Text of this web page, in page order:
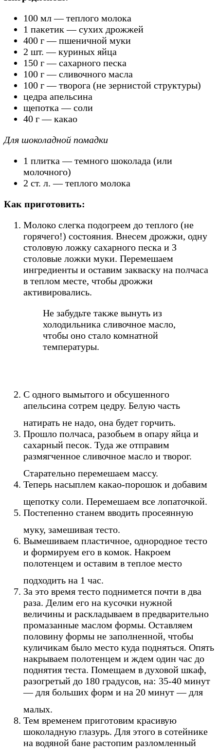
100 мл — теплого молока
1 пакетик — сухих дрожжей
400 г — пшеничной муки
2 шт. — куриных яйца
150 г — сахарного песка
100 г — сливочного масла
100 г — творога (не зернистой структуры)
цедра апельсина
щепотка — соли
40 г — какао
Для шоколадной помадки
1 плитка — темного шоколада (или
молочного)
2 ст. л. — теплого молока
Как приготовить:
Молоко слегка подогреем до теплого (не
горячего!) состояния. Внесем дрожжи, одну
столовую ложку сахарного песка и 3
столовые ложки муки. Перемешаем
ингредиенты и оставим закваску на полчаса
в теплом месте, чтобы дрожжи
активировались.
Не забудьте также вынуть из
холодильника сливочное масло,
чтобы оно стало комнатной
температуры.
С одного вымытого и обсушенного
апельсина сотрем цедру. Белую часть
натирать не надо, она будет горчить.
Прошло полчаса, разобьем в опару яйца и
сахарный песок. Туда же отправим
размягченное сливочное масло и творог.
Старательно перемешаем массу.
Теперь насыплем какао-порошок и добавим
щепотку соли. Перемешаем все лопаточкой.
Постепенно станем вводить просеянную
муку, замешивая тесто.
Вымешиваем пластичное, однородное тесто
и формируем его в комок. Накроем
полотенцем и оставим в теплое место
подходить на 1 час.
За это время тесто поднимется почти в два
раза. Делим его на кусочки нужной
величины и раскладываем в предварительно
промазанные маслом формы. Оставляем
половину формы не заполненной, чтобы
куличикам было место куда подняться. Опять
накрываем полотенцем и ждем один час до
поднятия теста. Помещаем в духовой шкаф,
разогретый до 180 градусов, на: 35-40 минут
— для больших форм и на 20 минут — для
малых.
Тем временем приготовим красивую
шоколадную глазурь. Для этого в сотейнике
на водяной бане растопим разломленный